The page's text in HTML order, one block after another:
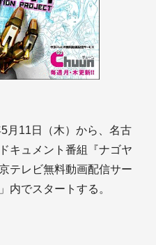
月11日（木）から、名古
キュメント番組『ナゴヤ
テレビ無料動画配信サー
内でスタートする。